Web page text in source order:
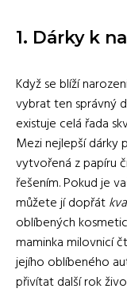
1. Dárky k
Když se blíží
vybrat ten správný
existuje celá řada
Mezi nejlepší dárky
vytvořená z papíru
řešením. Pokud je
můžete jí dopřát
oblíbených
maminka milovnicí
jejího oblíbeného
přivítat další rok